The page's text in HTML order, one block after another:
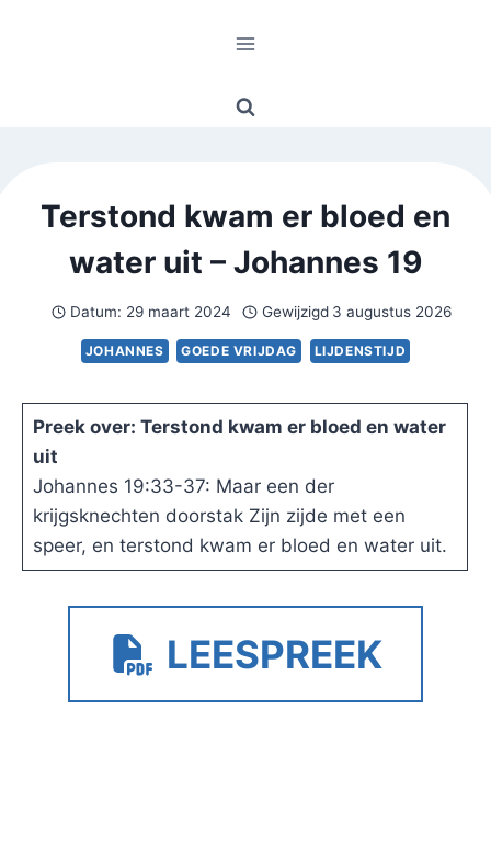
Terstond kwam er bloed en
water uit – Johannes 19
Datum: 29 maart 2024 Gewijzigd 3 augustus 2026
JOHANNES GOEDE VRIJDAG LIJDENSTIJD
Preek over: Terstond kwam er bloed en water
uit
Johannes 19:33-37: Maar een der
krijgsknechten doorstak Zijn zijde met een
speer, en terstond kwam er bloed en water uit.
LEESPREEK